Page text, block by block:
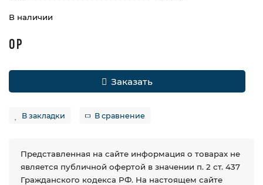
В наличии
0 Р
Заказать
В закладки В сравнение
Представленная на сайте информация о товарах не
является публичной офертой в значении п. 2 ст. 437
Гражданского кодекса РФ. На настоящем сайте